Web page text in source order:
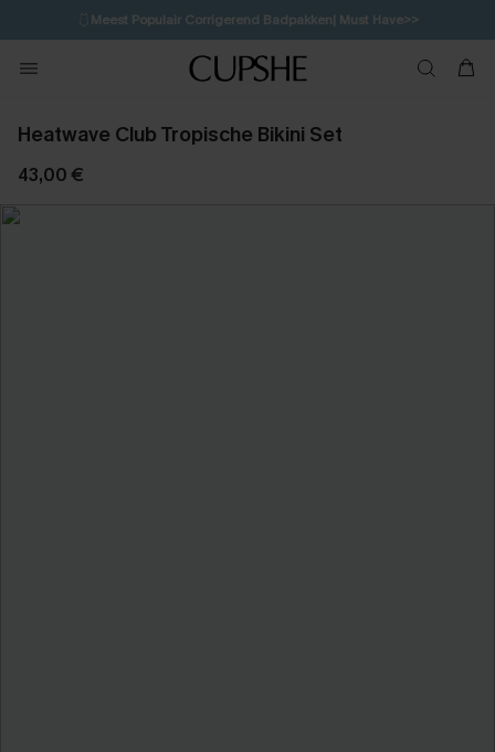
🩱Meest Populair Corrigerend Badpakken| Must Have>>
💌Abonneer je & ontvang tot 15% korting>>
Koop 3, krijg 15% korting | CODE: SW15 1D:10H:58M:17S
Heatwave Club Tropische Bikini Set
43,00 €